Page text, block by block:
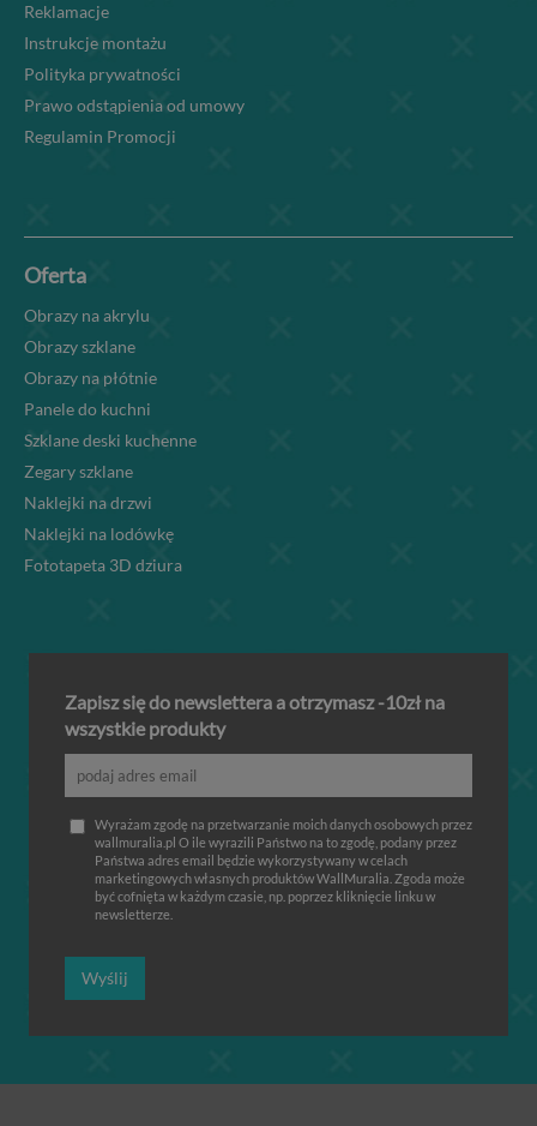
Reklamacje
Instrukcje montażu
Polityka prywatności
Prawo odstąpienia od umowy
Regulamin Promocji
Oferta
Obrazy na akrylu
Obrazy szklane
Obrazy na płótnie
Panele do kuchni
Szklane deski kuchenne
Zegary szklane
Naklejki na drzwi
Naklejki na lodówkę
Fototapeta 3D dziura
Zapisz się do newslettera a otrzymasz -10zł na
wszystkie produkty
Wyrażam zgodę na przetwarzanie moich danych osobowych przez
wallmuralia.pl O ile wyrazili Państwo na to zgodę, podany przez
Państwa adres email będzie wykorzystywany w celach
marketingowych własnych produktów WallMuralia. Zgoda może
być cofnięta w każdym czasie, np. poprzez kliknięcie linku w
newsletterze.
Wyślij